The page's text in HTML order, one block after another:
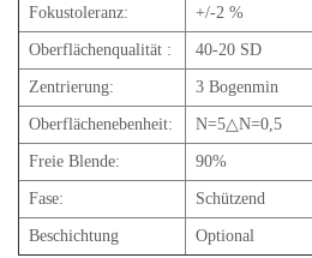
Fokustoleranz: +/-2 %
Oberflächenqualität : 40-20 SD
Zentrierung: 3 Bogenmin
Oberflächenebenheit: N=5△N=0,5
Freie Blende: 90%
Fase: Schützend
Beschichtung Optional